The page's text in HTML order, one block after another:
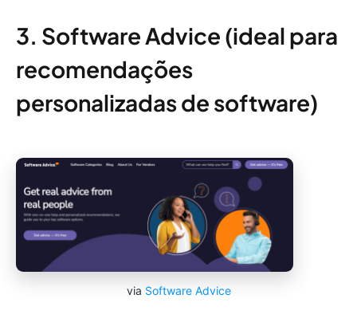
3. Software Advice (ideal para
recomendações
personalizadas de software)
via Software Advice